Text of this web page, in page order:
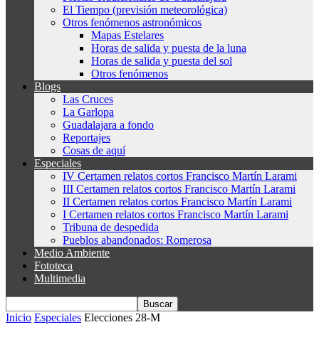
El Tiempo (previsión meteorológica)
Otros fenómenos astronómicos
Mapas Estelares
Horas de salida y puesta de la luna
Horas de salida y puesta del sol
Otros fenómenos
Blogs
Las Cruces
La Garlopa
Guadalajara a fondo
Reportajes
Cosas de aquí
Especiales
IV Certamen relatos cortos Francisco Martín Larami
III Certamen relatos cortos Francisco Martín Larami
II Certamen relatos cortos Francisco Martín Larami
I Certamen relatos cortos Francisco Martín Larami
Tribuna de despedida
Pueblos abandonados: Romerosa
Medio Ambiente
Fototeca
Multimedia
Inicio Especiales Elecciones 28-M